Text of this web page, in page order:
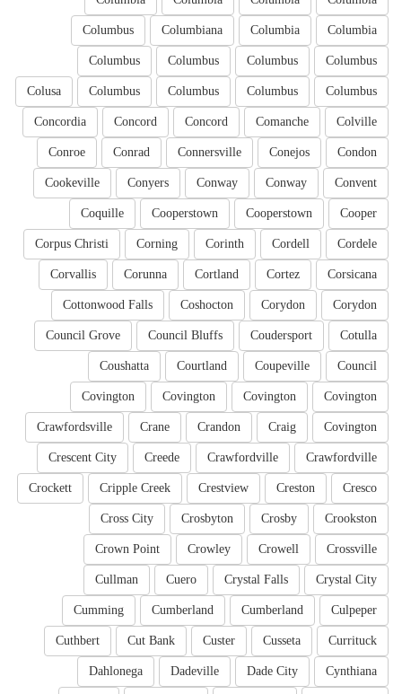
Columbia
Columbia
Columbiana
Columbus
Columbus
Columbus
Columbus
Columbus
Columbus
Columbus
Columbus
Columbus
Colusa
Colville
Comanche
Concord
Concord
Concordia
Condon
Conejos
Connersville
Conrad
Conroe
Convent
Conway
Conway
Conyers
Cookeville
Cooper
Cooperstown
Cooperstown
Coquille
Cordele
Cordell
Corinth
Corning
Corpus Christi
Corsicana
Cortez
Cortland
Corunna
Corvallis
Corydon
Corydon
Coshocton
Cottonwood Falls
Cotulla
Coudersport
Council Bluffs
Council Grove
Council
Coupeville
Courtland
Coushatta
Covington
Covington
Covington
Covington
Covington
Craig
Crandon
Crane
Crawfordsville
Crawfordville
Crawfordville
Creede
Crescent City
Cresco
Creston
Crestview
Cripple Creek
Crockett
Crookston
Crosby
Crosbyton
Cross City
Crossville
Crowell
Crowley
Crown Point
Crystal City
Crystal Falls
Cuero
Cullman
Culpeper
Cumberland
Cumberland
Cumming
Currituck
Cusseta
Custer
Cut Bank
Cuthbert
Cynthiana
Dade City
Dadeville
Dahlonega